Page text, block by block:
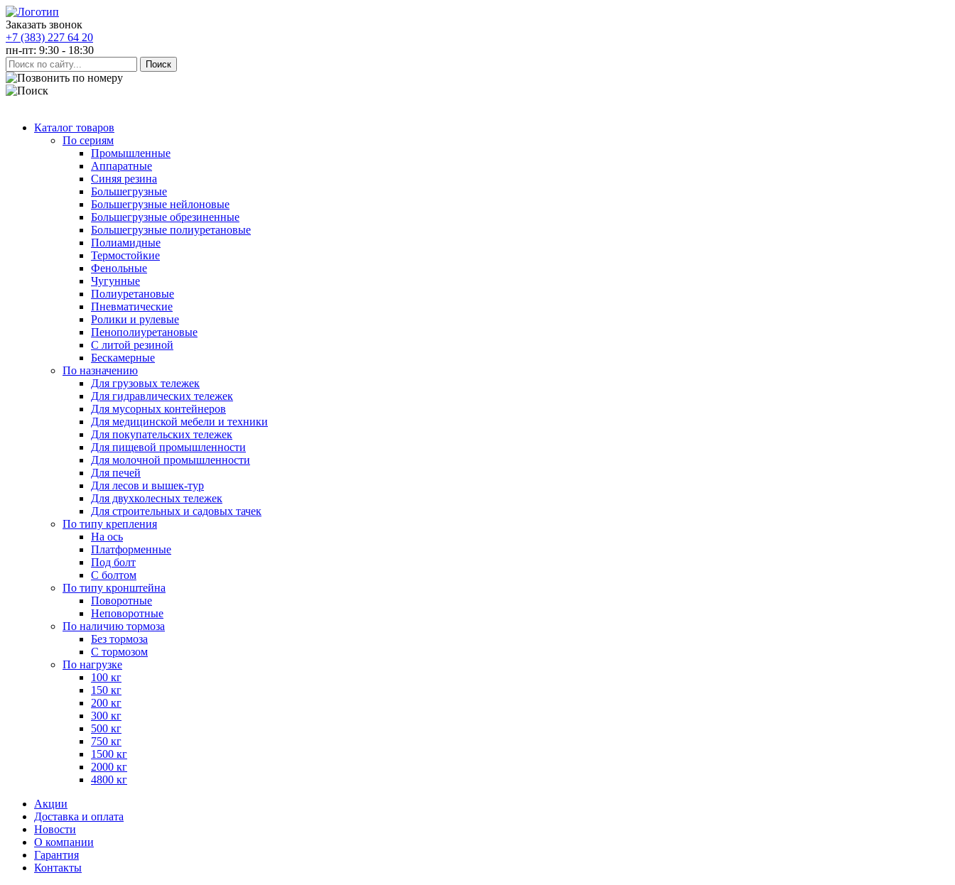
Заказать звонок
+7 (383) 227 64 20
пн-пт: 9:30 - 18:30
Каталог товаров
По сериям
Промышленные
Аппаратные
Синяя резина
Большегрузные
Большегрузные нейлоновые
Большегрузные обрезиненные
Большегрузные полиуретановые
Полиамидные
Термостойкие
Фенольные
Чугунные
Полиуретановые
Пневматические
Ролики и рулевые
Пенополиуретановые
С литой резиной
Бескамерные
По назначению
Для грузовых тележек
Для гидравлических тележек
Для мусорных контейнеров
Для медицинской мебели и техники
Для покупательских тележек
Для пищевой промышленности
Для молочной промышленности
Для печей
Для лесов и вышек-тур
Для двухколесных тележек
Для строительных и садовых тачек
По типу крепления
На ось
Платформенные
Под болт
С болтом
По типу кронштейна
Поворотные
Неповоротные
По наличию тормоза
Без тормоза
С тормозом
По нагрузке
100 кг
150 кг
200 кг
300 кг
500 кг
750 кг
1500 кг
2000 кг
4800 кг
Акции
Доставка и оплата
Новости
О компании
Гарантия
Контакты